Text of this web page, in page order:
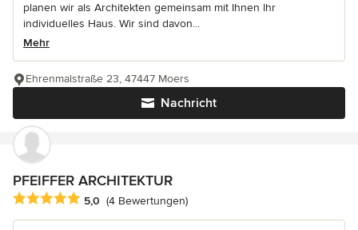
planen wir als Architekten gemeinsam mit Ihnen Ihr
individuelles Haus. Wir sind davon...
Mehr
Nachricht
Ehrenmalstraße 23, 47447 Moers
PFEIFFER ARCHITEKTUR
Durchschnittliche Bewertung: 5 von 5 Sternen
5,0 (4 Bewertungen)